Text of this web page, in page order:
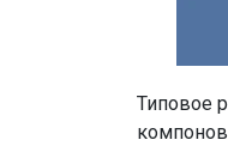
Типовое